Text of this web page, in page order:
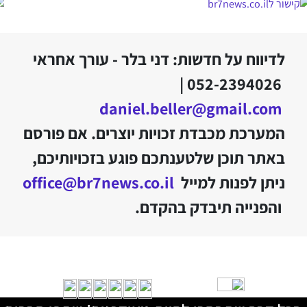
לדיווח על חדשות: דני בלר - עורך אחראי
052-2394026 |
daniel.beller@gmail.com
המערכת מכבדת זכויות יוצרים. אם פורסם
באתר תוכן שלטענתכם פוגע בזכויותיכם,
ניתן לפנות למייל office@br7news.co.il
והפנייה תיבדק בהקדם.